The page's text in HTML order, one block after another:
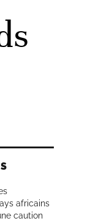
africains
caution